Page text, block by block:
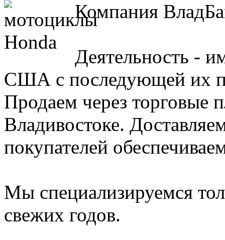
Компания
Деятельность -
США с последующей их
Продаем через торговые
Владивостоке.
покупателей
Мы специализируемся
свежих годов.